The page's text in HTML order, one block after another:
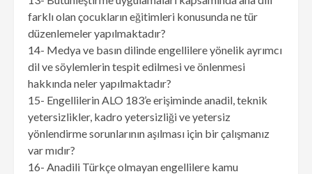
farklı olan çocukların eğitimleri konusunda ne tür
düzenlemeler yapılmaktadır?
14- Medya ve basın dilinde engellilere yönelik ayrımcı
dil ve söylemlerin tespit edilmesi ve önlenmesi
hakkında neler yapılmaktadır?
15- Engellilerin ALO 183’e erişiminde anadil, teknik
yetersizlikler, kadro yetersizliği ve yetersiz
yönlendirme sorunlarının aşılması için bir çalışmanız
var mıdır?
16- Anadili Türkçe olmayan engellilere kamu